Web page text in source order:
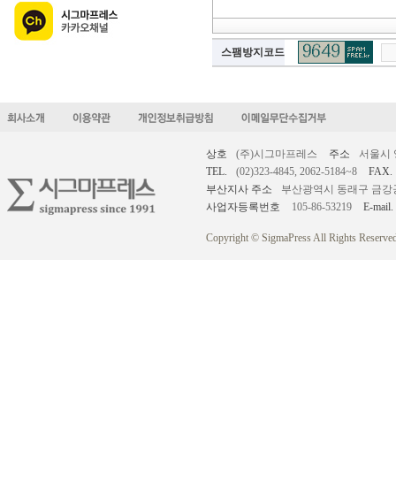
스팸방지코드
상호 (주)시그마프레스 주소
서울시
TEL.
(02)323-4845, 2062-5184~8
FAX.
부산지사 주소
부산광역시 동래구 금강
사업자등록번호
105-86-53219 E-mail.
Copyright © SigmaPress All Rights